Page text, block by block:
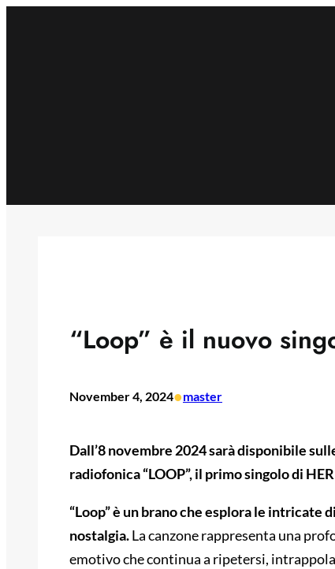
“Loop” è il nuovo
November 4, 2024•master
Dall’8 novembre 2024 sarà disponibile
radiofonica “LOOP”, il primo singolo di
“Loop” è un brano che esplora le intricate
nostalgia.La canzone rappresenta una
emotivo che continua a ripetersi,